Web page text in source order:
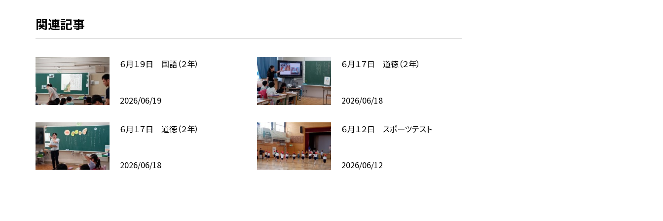
関連記事
６月１９日 国語（２年）
2026/06/19
６月１７日 道徳（２年）
2026/06/18
６月１７日 道徳（２年）
2026/06/18
６月１２日 スポーツテスト
2026/06/12